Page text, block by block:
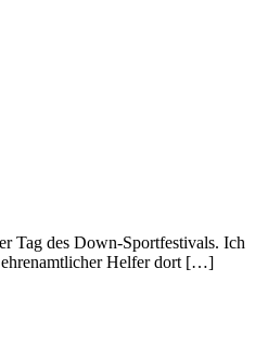
Tag des Down-Sportfestivals. Ich
ehrenamtlicher Helfer dort […]